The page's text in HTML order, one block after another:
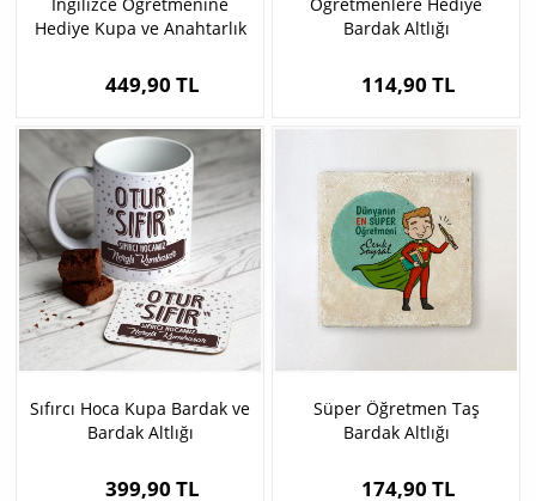
Hediye Kupa ve Anahtarlık
449,90 TL
Bardak Altlığı
114,90 TL
Sıfırcı Hoca Kupa Bardak ve
Bardak Altlığı
399,90 TL
Süper Öğretmen Taş
Bardak Altlığı
174,90 TL